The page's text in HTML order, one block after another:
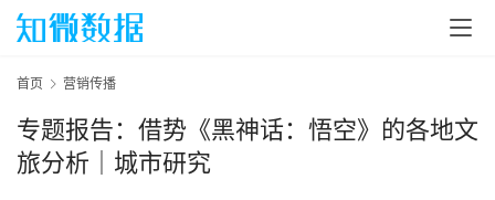
首页 营销传播
专题报告：借势《黑神话：悟空》的各地文
旅分析｜城市研究